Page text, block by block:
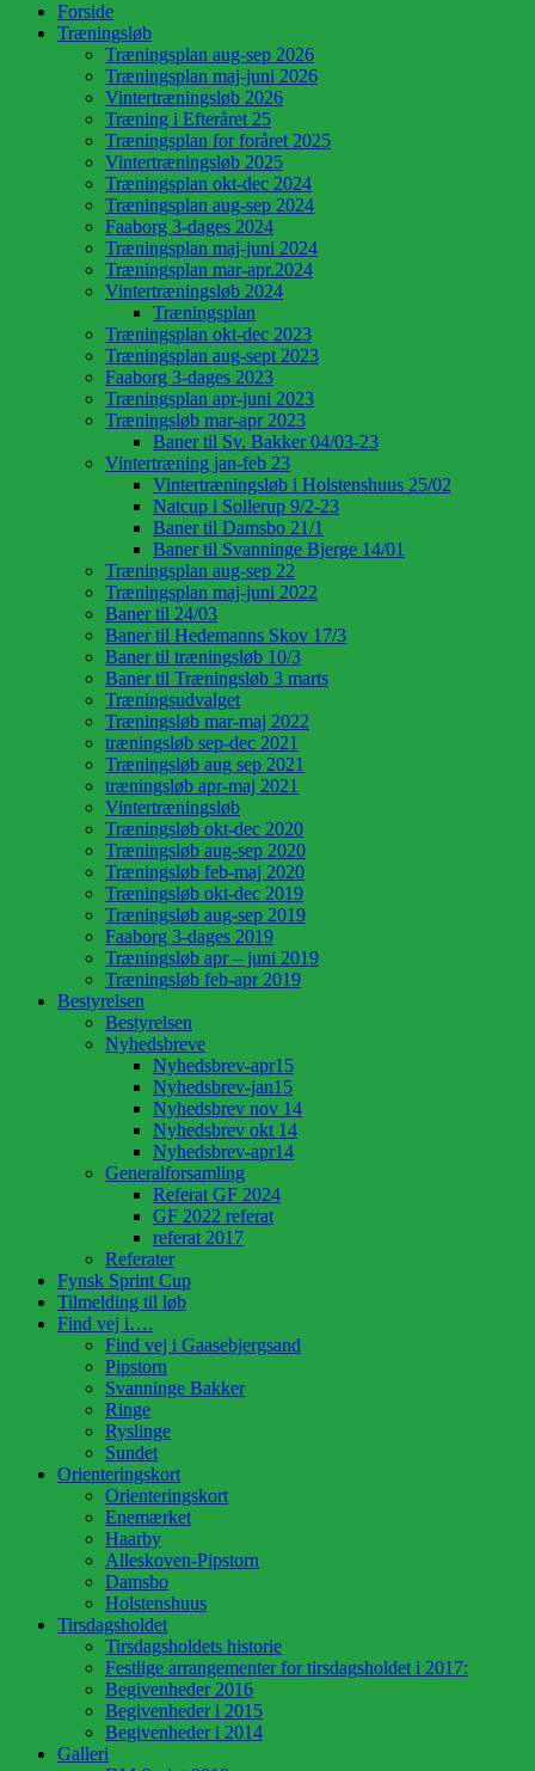
Forside
Træningsløb
Træningsplan aug-sep 2026
Træningsplan maj-juni 2026
Vintertræningsløb 2026
Træning i Efteråret 25
Træningsplan for foråret 2025
Vintertræningsløb 2025
Træningsplan okt-dec 2024
Træningsplan aug-sep 2024
Faaborg 3-dages 2024
Træningsplan maj-juni 2024
Træningsplan mar-apr.2024
Vintertræningsløb 2024
Træningsplan
Træningsplan okt-dec 2023
Træningsplan aug-sept 2023
Faaborg 3-dages 2023
Træningsplan apr-juni 2023
Træningsløb mar-apr 2023
Baner til Sv. Bakker 04/03-23
Vintertræning jan-feb 23
Vintertræningsløb i Holstenshuus 25/02
Natcup i Sollerup 9/2-23
Baner til Damsbo 21/1
Baner til Svanninge Bjerge 14/01
Træningsplan aug-sep 22
Træningsplan maj-juni 2022
Baner til 24/03
Baner til Hedemanns Skov 17/3
Baner til træningsløb 10/3
Baner til Træningsløb 3 marts
Træningsudvalget
Træningsløb mar-maj 2022
træningsløb sep-dec 2021
Træningsløb aug sep 2021
træningsløb apr-maj 2021
Vintertræningsløb
Træningsløb okt-dec 2020
Træningsløb aug-sep 2020
Træningsløb feb-maj 2020
Træningsløb okt-dec 2019
Træningsløb aug-sep 2019
Faaborg 3-dages 2019
Træningsløb apr – juni 2019
Træningsløb feb-apr 2019
Bestyrelsen
Bestyrelsen
Nyhedsbreve
Nyhedsbrev-apr15
Nyhedsbrev-jan15
Nyhedsbrev nov 14
Nyhedsbrev okt 14
Nyhedsbrev-apr14
Generalforsamling
Referat GF 2024
GF 2022 referat
referat 2017
Referater
Fynsk Sprint Cup
Tilmelding til løb
Find vej i….
Find vej i Gaasebjergsand
Pipstorn
Svanninge Bakker
Ringe
Ryslinge
Sundet
Orienteringskort
Orienteringskort
Enemærket
Haarby
Alleskoven-Pipstorn
Damsbo
Holstenshuus
Tirsdagsholdet
Tirsdagsholdets historie
Festlige arrangementer for tirsdagsholdet i 2017:
Begivenheder 2016
Begivenheder i 2015
Begivenheder i 2014
Galleri